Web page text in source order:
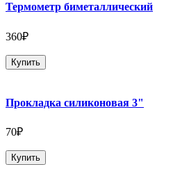
Термометр биметаллический
360₽
Купить
Прокладка силиконовая 3"
70₽
Купить